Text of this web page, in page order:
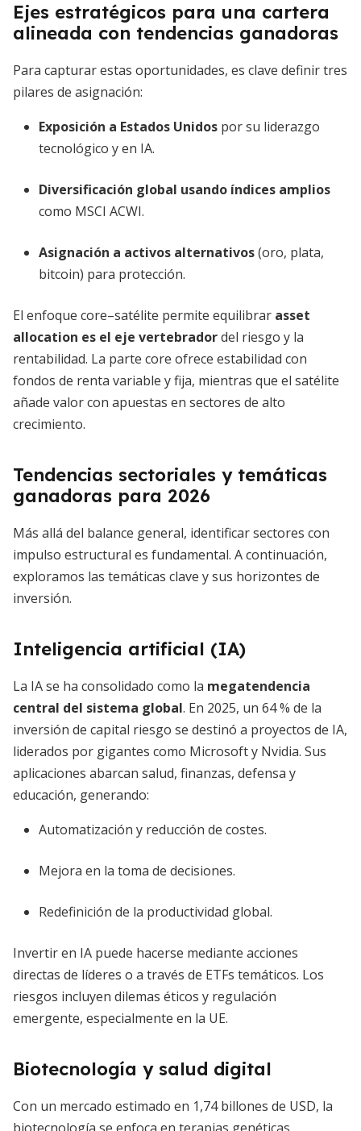
Ejes estratégicos para una cartera
alineada con tendencias ganadoras
Para capturar estas oportunidades, es clave definir tres
pilares de asignación:
Exposición a Estados Unidos por su liderazgo
tecnológico y en IA.
Diversificación global usando índices amplios
como MSCI ACWI.
Asignación a activos alternativos(oro, plata,
bitcoin) para protección.
El enfoque core–satélite permite equilibrar asset
allocation es el eje vertebradordel riesgo y la
rentabilidad. La parte core ofrece estabilidad con
fondos de renta variable y fija, mientras que el satélite
añade valor con apuestas en sectores de alto
crecimiento.
Tendencias sectoriales y temáticas
ganadoras para 2026
Más allá del balance general, identificar sectores con
impulso estructural es fundamental. A continuación,
exploramos las temáticas clave y sus horizontes de
inversión.
Inteligencia artificial (IA)
La IA se ha consolidado como la megatendencia
central del sistema global. En 2025, un 64 % de la
inversión de capital riesgo se destinó a proyectos de IA,
liderados por gigantes como Microsoft y Nvidia. Sus
aplicaciones abarcan salud, finanzas, defensa y
educación, generando:
Automatización y reducción de costes.
Mejora en la toma de decisiones.
Redefinición de la productividad global.
Invertir en IA puede hacerse mediante acciones
directas de líderes o a través de ETFs temáticos. Los
riesgos incluyen dilemas éticos y regulación
emergente, especialmente en la UE.
Biotecnología y salud digital
Con un mercado estimado en 1,74 billones de USD, la